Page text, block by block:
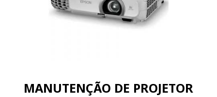
MANUTENÇÃO DE PROJETOR